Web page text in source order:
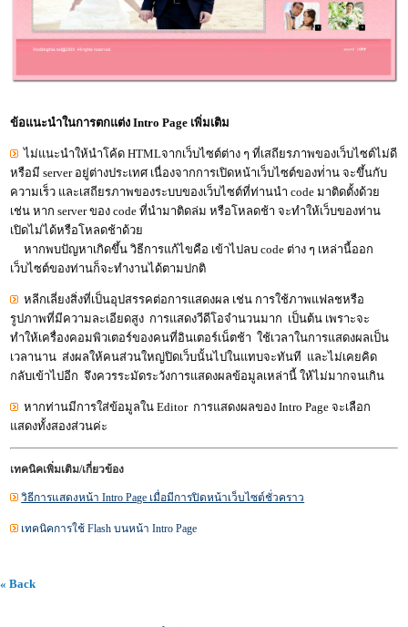
ข้อแนะนำในการตกแต่ง Intro Page เพิ่มเติม
ไม่แนะนำให้นำโค้ด HTMLจากเว็บไซต์ต่าง ๆ ที่เสถียรภาพของเว็บไซต์ไม่ดี
หรือมี server อยู่ต่างประเทศ เนื่องจากการเปิดหน้าเว็บไซต์ของท่่าน จะขึ้นกับ
ความเร็ว และเสถียรภาพของระบบของเว็บไซต์ที่ท่านนำ code มาติดตั้งด้วย
เช่น หาก server ของ code ที่นำมาติดล่ม หรือโหลดช้า จะทำให้เว็บของท่าน
เปิดไม่ได้หรือโหลดช้าด้วย
หากพบปัญหาเกิดขึ้น วิธีการแก้ไขคือ เข้าไปลบ code ต่าง ๆ เหล่านี้ออก
เว็บไซต์ของท่านก็จะทำงานได้ตามปกติ
หลีกเลี่ยงสิ่งที่เป็นอุปสรรคต่อการแสดงผล เช่น การใช้ภาพแฟลชหรือ
รูปภาพที่มีความละเอียดสูง การแสดงวีดีโอจำนวนมาก เป็นต้น เพราะจะ
ทำให้เครื่องคอมพิวเตอร์ของคนที่อินเตอร์เน็ตช้า ใช้เวลาในการแสดงผลเป็น
เวลานาน ส่งผลให้คนส่วนใหญ่ปิดเว็บนั้นไปในแทบจะทันที และไม่เคยคิด
กลับเข้าไปอีก จึงควรระมัดระวังการแสดงผลข้อมูลเหล่านี้ ให้ไม่มากจนเกิน
หากท่านมีการใส่ข้อมูลใน Editor การแสดงผลของ Intro Page จะเลือก
แสดงทั้งสองส่วนค่ะ
เทคนิคเพิ่มเติม/เกี่ยวข้อง
วิธีการแสดงหน้า Intro Page เมื่อมีการปิดหน้าเว็บไซต์ชั่วคราว
เทคนิคการใช้ Flash บนหน้า Intro Page
« Back